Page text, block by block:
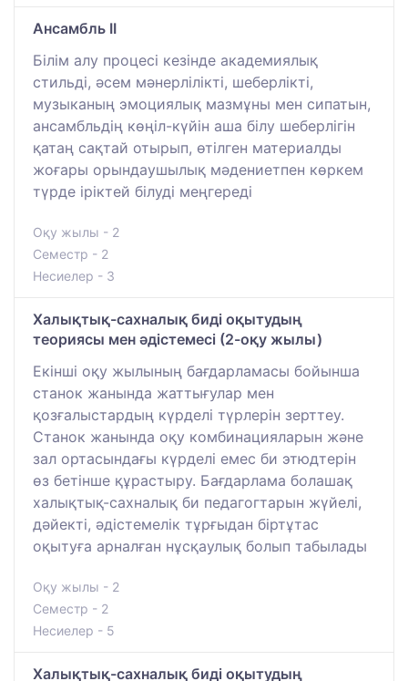
Ансамбль II
Білім алу процесі кезінде академиялық
стильді, әсем мәнерлілікті, шеберлікті,
музыканың эмоциялық мазмұны мен сипатын,
ансамбльдің көңіл-күйін аша білу шеберлігін
қатаң сақтай отырып, өтілген материалды
жоғары орындаушылық мәдениетпен көркем
түрде іріктей білуді меңгереді
Оқу жылы - 2
Семестр - 2
Несиелер - 3
Халықтық-сахналық биді оқытудың
теориясы мен әдістемесі (2-оқу жылы)
Екінші оқу жылының бағдарламасы бойынша
станок жанында жаттығулар мен
қозғалыстардың күрделі түрлерін зерттеу.
Станок жанында оқу комбинацияларын және
зал ортасындағы күрделі емес би этюдтерін
өз бетінше құрастыру. Бағдарлама болашақ
халықтық-сахналық би педагогтарын жүйелі,
дәйекті, әдістемелік тұрғыдан біртұтас
оқытуға арналған нұсқаулық болып табылады
Оқу жылы - 2
Семестр - 2
Несиелер - 5
Халықтық-сахналық биді оқытудың